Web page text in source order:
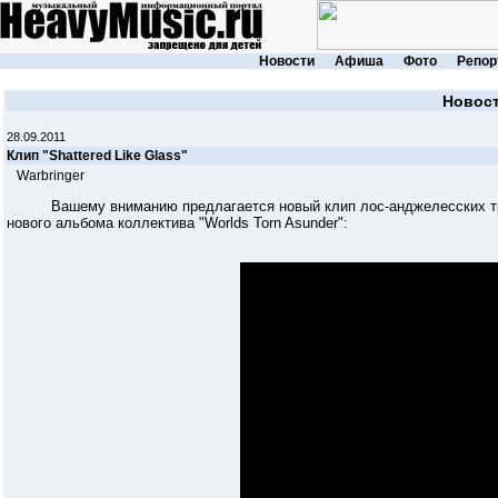
Новости Афиша Фото
28.09.2011
Клип "Shattered Like Glass"
Warbringer
Вашему вниманию предлагается новый клип лос-анджелесских
нового альбома коллектива "Worlds Torn Asunder":